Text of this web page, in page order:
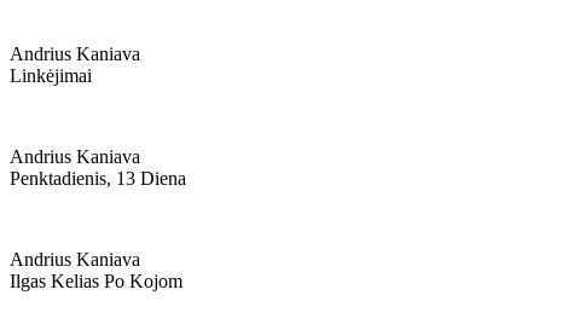
Andrius Kaniava
Linkėjimai
Andrius Kaniava
Penktadienis, 13 Diena
Andrius Kaniava
Ilgas Kelias Po Kojom